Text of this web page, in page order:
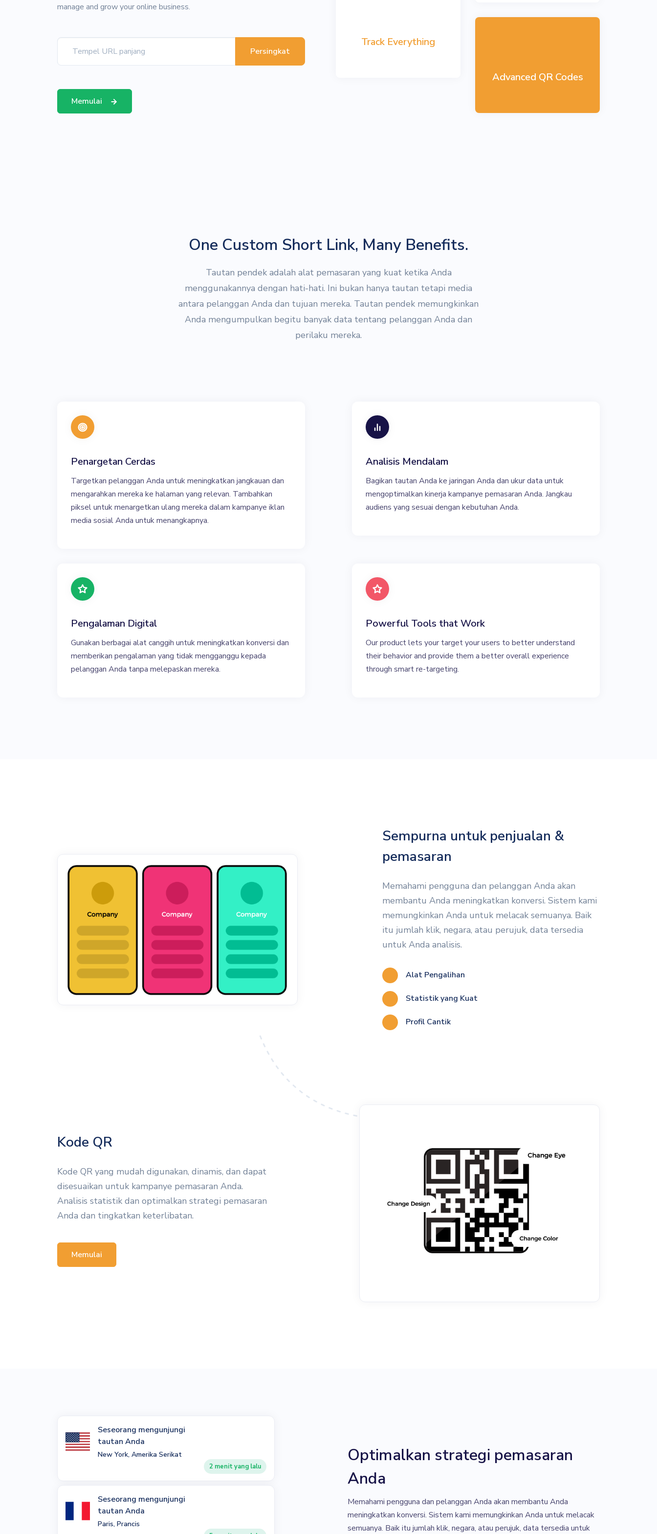
Track Everything
Advanced QR Codes
manage and grow your online business.
Persingkat
Memulai
One Custom Short Link, Many Benefits.
Tautan pendek adalah alat pemasaran yang kuat ketika Anda
menggunakannya dengan hati-hati. Ini bukan hanya tautan tetapi media
antara pelanggan Anda dan tujuan mereka. Tautan pendek memungkinkan
Anda mengumpulkan begitu banyak data tentang pelanggan Anda dan
perilaku mereka.
Penargetan Cerdas
Targetkan pelanggan Anda untuk meningkatkan jangkauan dan
mengarahkan mereka ke halaman yang relevan. Tambahkan
piksel untuk menargetkan ulang mereka dalam kampanye iklan
media sosial Anda untuk menangkapnya.
Analisis Mendalam
Bagikan tautan Anda ke jaringan Anda dan ukur data untuk
mengoptimalkan kinerja kampanye pemasaran Anda. Jangkau
audiens yang sesuai dengan kebutuhan Anda.
Pengalaman Digital
Gunakan berbagai alat canggih untuk meningkatkan konversi dan
memberikan pengalaman yang tidak mengganggu kepada
pelanggan Anda tanpa melepaskan mereka.
Powerful Tools that Work
Our product lets your target your users to better understand
their behavior and provide them a better overall experience
through smart re-targeting.
Sempurna untuk penjualan &
pemasaran
Memahami pengguna dan pelanggan Anda akan
membantu Anda meningkatkan konversi. Sistem kami
memungkinkan Anda untuk melacak semuanya. Baik
itu jumlah klik, negara, atau perujuk, data tersedia
untuk Anda analisis.
Alat Pengalihan
Statistik yang Kuat
Profil Cantik
Kode QR
Kode QR yang mudah digunakan, dinamis, dan dapat
disesuaikan untuk kampanye pemasaran Anda.
Analisis statistik dan optimalkan strategi pemasaran
Anda dan tingkatkan keterlibatan.
Memulai
Seseorang mengunjungi
tautan Anda
New York, Amerika Serikat
2 menit yang lalu
Seseorang mengunjungi
tautan Anda
Paris, Prancis
Optimalkan strategi pemasaran
Anda
Memahami pengguna dan pelanggan Anda akan membantu Anda
meningkatkan konversi. Sistem kami memungkinkan Anda untuk melacak
semuanya. Baik itu jumlah klik, negara, atau perujuk, data tersedia untuk